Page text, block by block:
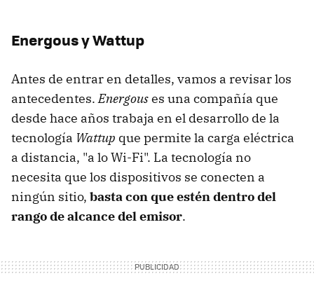
Energous y Wattup
Antes de entrar en detalles, vamos a revisar los
antecedentes.Energouses una compañía que
desde hace años trabaja en el desarrollo de la
tecnología Wattup que permite la carga eléctrica
a distancia, "a lo Wi-Fi". La tecnología no
necesita que los dispositivos se conecten a
ningún sitio, basta con que estén dentro del
rango de alcance del emisor.